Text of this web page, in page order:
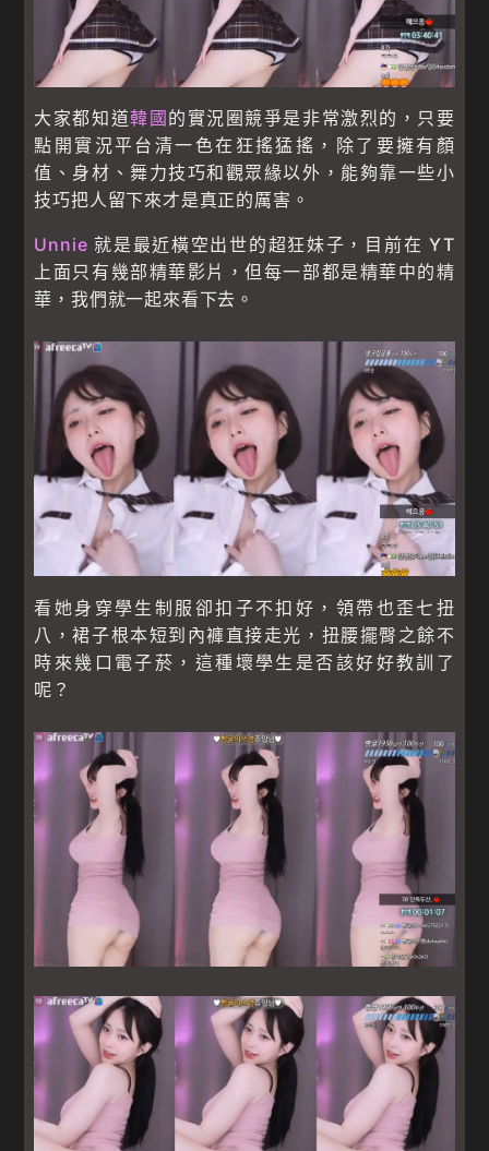
大家都知道韓國 的實況圈競爭是非常激烈的，只要
點開實況平台清一色在狂搖猛搖，除了要擁有顏
值、身材、舞力技巧和觀眾緣以外，能夠靠一些小
技巧把人留下來才是真正的厲害。
Unnie 就是最近橫空出世的超狂妹子，目前在 YT
上面只有幾部精華影片，但每一部都是精華中的精
華，我們就一起來看下去。
看她身穿學生制服卻扣子不扣好，領帶也歪七扭
八，裙子根本短到內褲直接走光，扭腰擺臀之餘不
時來幾口電子菸，這種壞學生是否該好好教訓了
呢？